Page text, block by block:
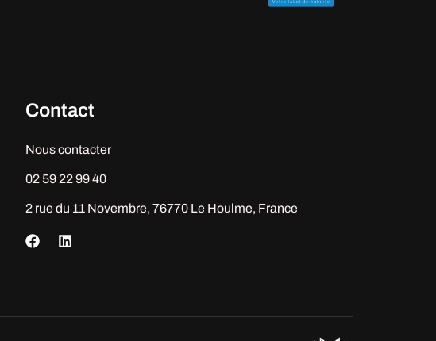
Contact
Nous contacter
02 59 22 99 40
2 rue du 11 Novembre, 76770 Le Houlme, France